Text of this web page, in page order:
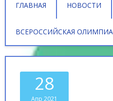
ГЛАВНАЯ НОВОСТИ
ВСЕРОССИЙСКАЯ
28
Апр 2021